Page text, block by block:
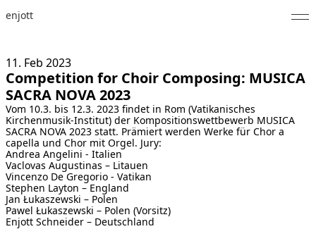
enjott
Selected Works
Werkverzeichnis
About
Fotos
Kalender
11. Feb 2023
Competition for Choir Composing: MUSICA
SACRA NOVA 2023
Vom 10.3. bis 12.3. 2023 findet in Rom (Vatikanisches
Kirchenmusik-Institut) der Kompositionswettbewerb MUSICA
SACRA NOVA 2023 statt. Prämiert werden Werke für Chor a
capella und Chor mit Orgel. Jury:
Andrea Angelini - Italien
Vaclovas Augustinas – Litauen
Vincenzo De Gregorio - Vatikan
Stephen Layton – England
Jan Łukaszewski – Polen
Pawel Łukaszewski – Polen (Vorsitz)
Enjott Schneider – Deutschland